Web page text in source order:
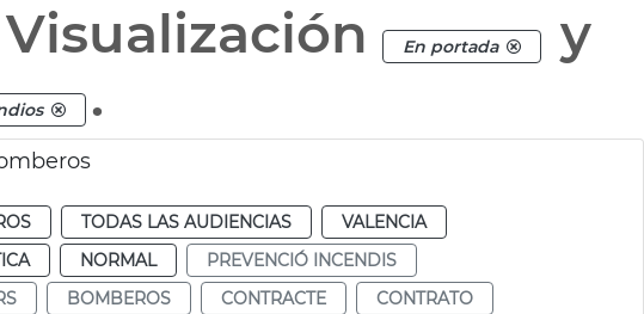
En portada
y
.
TODAS LAS AUDIENCIAS
VALENCIA
NORMAL
PREVENCIÓ INCENDIS
BOMBEROS CONTRACTE
CONTRATO